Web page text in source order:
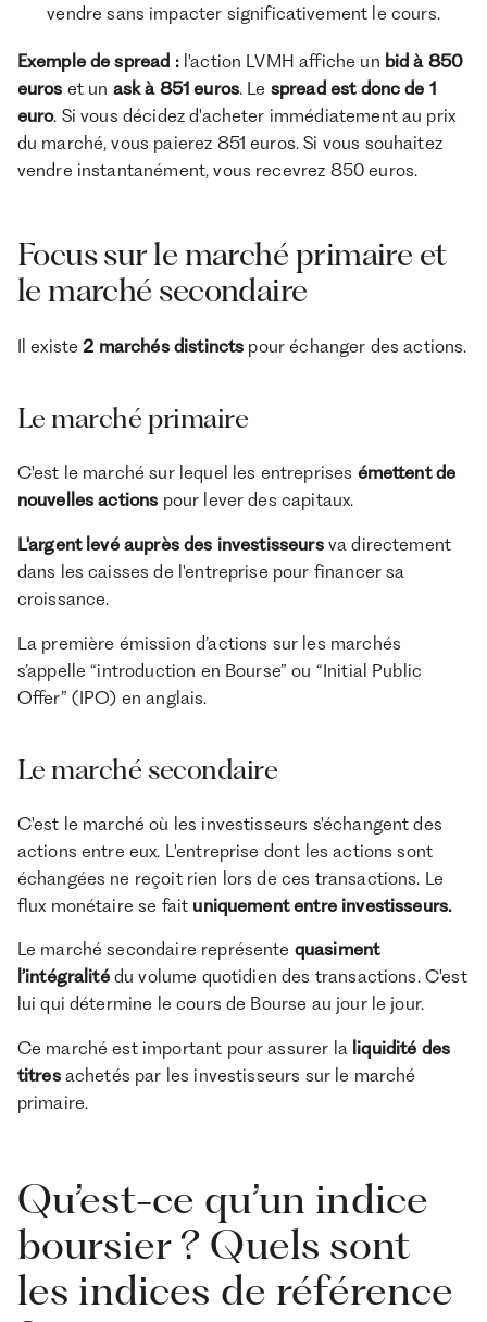
vendre sans impacter significativement le cours.
Exemple de spread :l'action LVMH affiche un bid à 850
euros et un ask à 851 euros. Le spread est donc de 1
euro. Si vous décidez d'acheter immédiatement au prix
du marché, vous paierez 851 euros. Si vous souhaitez
vendre instantanément, vous recevrez 850 euros.
Focus sur le marché primaire et
le marché secondaire
Il existe2 marchés distincts pour échanger des actions.
Le marché primaire
C'est le marché sur lequel les entreprises émettent de
nouvelles actions pour lever des capitaux.
L'argent levé auprès des investisseursva directement
dans les caisses de l'entreprise pour financer sa
croissance.
La première émission d’actions sur les marchés
s’appelle “introduction en Bourse” ou “Initial Public
Offer” (IPO) en anglais.
Le marché secondaire
C'est le marché où les investisseurs s'échangent des
actions entre eux. L'entreprise dont les actions sont
échangées ne reçoit rien lors de ces transactions. Le
flux monétaire se fait uniquement entre investisseurs.
Le marché secondaire représente quasiment
l’intégralité du volume quotidien des transactions. C'est
lui qui détermine le cours de Bourse au jour le jour.
Ce marché est important pour assurer la liquidité des
titresachetés par les investisseurs sur le marché
primaire.
Qu’est-ce qu’un indice
boursier ? Quels sont
les indices de référence